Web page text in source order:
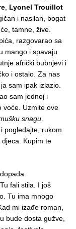
, Lyonel Trouillot
i nasilan, bogat
tamne, žive.
razgovarao sa
mango i spavaju
afrički bubnjevi i
i ostalo. Za nas
sam ipak izlazio.
sam jednoj i
voće. Uzmite ove
snagu.
pogledajte, rukom
Kupim te
fali stila. I još
Tu ima mnogo
mi izađe roman,
bude dosta gužve,